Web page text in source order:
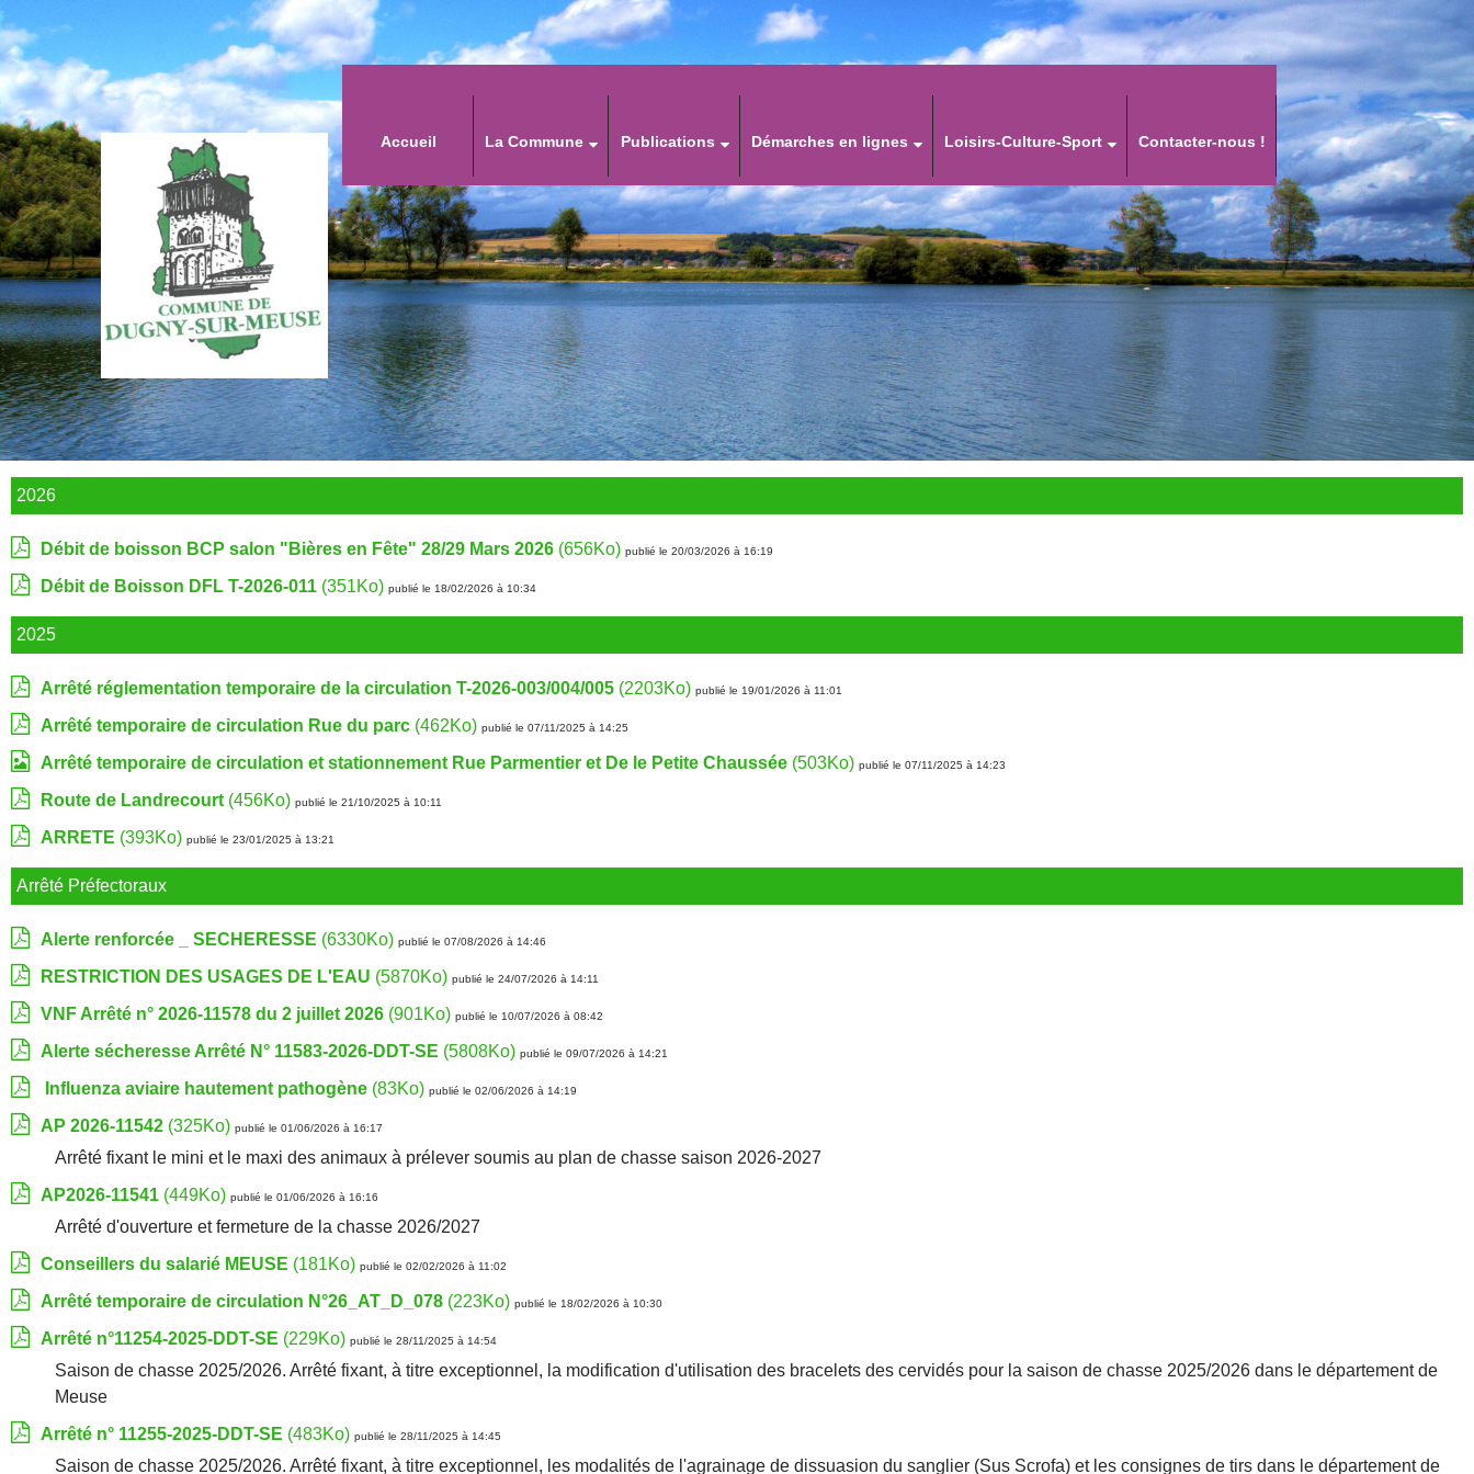
Accueil La Commune Publications Démarches en lignes Loisirs-Culture-Sport Contacter-nous !
2026
Débit de boisson BCP salon "Bières en Fête" 28/29 Mars 2026 (656Ko) publié le 20/03/2026 à 16:19
Débit de Boisson DFL T-2026-011 (351Ko) publié le 18/02/2026 à 10:34
2025
Arrêté réglementation temporaire de la circulation T-2026-003/004/005 (2203Ko) publié le 19/01/2026 à 11:01
Arrêté temporaire de circulation Rue du parc (462Ko) publié le 07/11/2025 à 14:25
Arrêté temporaire de circulation et stationnement Rue Parmentier et De le Petite Chaussée (503Ko) publié le 07/11/2025 à 14:23
Route de Landrecourt (456Ko) publié le 21/10/2025 à 10:11
ARRETE (393Ko) publié le 23/01/2025 à 13:21
Arrêté Préfectoraux
Alerte renforcée _ SECHERESSE (6330Ko) publié le 07/08/2026 à 14:46
RESTRICTION DES USAGES DE L'EAU (5870Ko) publié le 24/07/2026 à 14:11
VNF Arrêté n° 2026-11578 du 2 juillet 2026 (901Ko) publié le 10/07/2026 à 08:42
Alerte sécheresse Arrêté N° 11583-2026-DDT-SE (5808Ko) publié le 09/07/2026 à 14:21
Influenza aviaire hautement pathogène (83Ko) publié le 02/06/2026 à 14:19
AP 2026-11542 (325Ko) publié le 01/06/2026 à 16:17
Arrêté fixant le mini et le maxi des animaux à prélever soumis au plan de chasse saison 2026-2027
AP2026-11541 (449Ko) publié le 01/06/2026 à 16:16
Arrêté d'ouverture et fermeture de la chasse 2026/2027
Conseillers du salarié MEUSE (181Ko) publié le 02/02/2026 à 11:02
Arrêté temporaire de circulation N°26_AT_D_078 (223Ko) publié le 18/02/2026 à 10:30
Arrêté n°11254-2025-DDT-SE (229Ko) publié le 28/11/2025 à 14:54
Saison de chasse 2025/2026. Arrêté fixant, à titre exceptionnel, la modification d'utilisation des bracelets des cervidés pour la saison de chasse 2025/2026 dans le département de
Meuse
Arrêté n° 11255-2025-DDT-SE (483Ko) publié le 28/11/2025 à 14:45
Saison de chasse 2025/2026. Arrêté fixant, à titre exceptionnel, les modalités de l'agrainage de dissuasion du sanglier (Sus Scrofa) et les consignes de tirs dans le département de